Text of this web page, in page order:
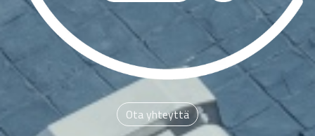
Ota yhteyttä